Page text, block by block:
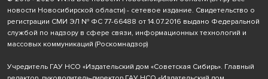
новости Новосибирской области) - сетевое издание. Свидетельство о
регистрации СМИ ЭЛ № ФС 77-66488 от 14.07.2016 выдано Федеральной
службой по надзору в сфере связи, информационных технологий и
массовых коммуникаций (Роскомнадзор)
Учредитель ГАУ НСО «Издательский дом «Советская Сибирь». Главный